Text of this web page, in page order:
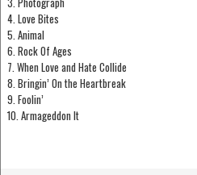
4. Love Bites
5. Animal
6. Rock Of Ages
7. When Love and Hate Collide
8. Bringin’ On the Heartbreak
9. Foolin’
10. Armageddon It